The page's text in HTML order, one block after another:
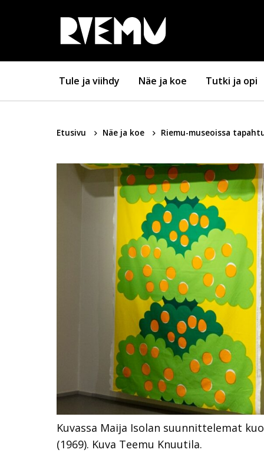
Tule ja viihdy Näe ja koe Tutki ja opi
Etusivu Näe ja koe Riemu-museoissa
Kuvassa Maija Isolan suunnittelemat
(1969). Kuva Teemu Knuutila.